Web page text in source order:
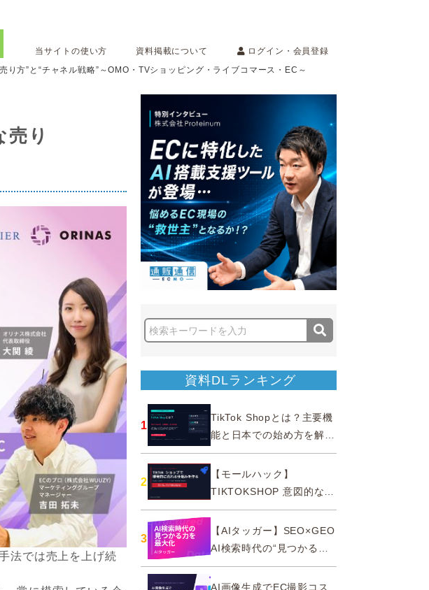
当サイトの使い方 資料掲載について
ログイン・会員登録
方”と“チャネル戦略”～OMO・TVショッピング・ライブコマース・EC～
売り
法では売上を上げ続
資料DLランキング
1
TikTok Shopとは？主要機
能と日本での始め方を解説
｜公式認定パートナー
2
【モールハック】
TIKTOKSHOP 意図的なバ
ズを生む法則
3
【AIタッガー】SEO×GEO
AI検索時代の“見つかる
力”を最大化
AI画像生成でEC撮影コス